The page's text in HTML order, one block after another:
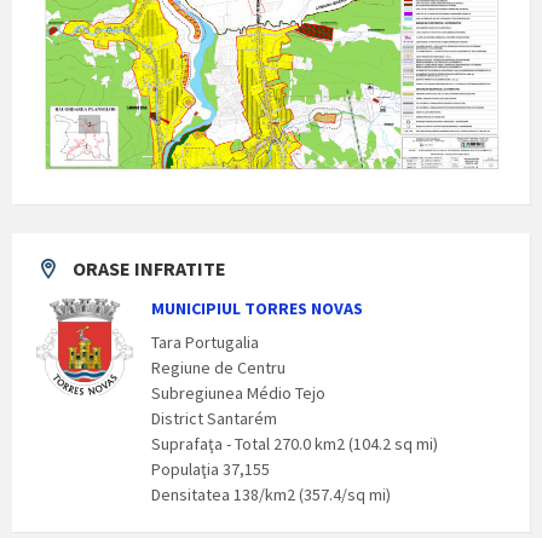
ORASE INFRATITE
MUNICIPIUL TORRES NOVAS
Tara Portugalia
Regiune de Centru
Subregiunea Médio Tejo
District Santarém
Suprafaţa - Total 270.0 km2 (104.2 sq mi)
Populaţia 37,155
Densitatea 138/km2 (357.4/sq mi)